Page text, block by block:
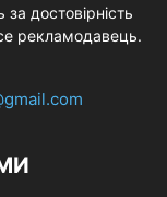
достовірність
рекламодавець.